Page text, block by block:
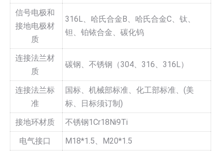
信号电极和
接地电极材
质
316L、哈氏合金B、哈氏合金C、钛、
钽、铂铱合金、碳化钨
连接法兰材
质
碳钢、不锈钢（304、316、316L）
连接法兰标
准
国标、机械部标准、化工部标准、(美
标、日标须订制)
接地环材质
不锈钢1Cr18Ni9Ti
电气接口
M18*1.5、M20*1.5